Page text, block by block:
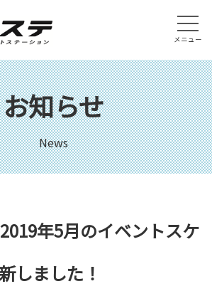
メニュー
お知らせ
News
2019年5月のイベントスケ
しました！